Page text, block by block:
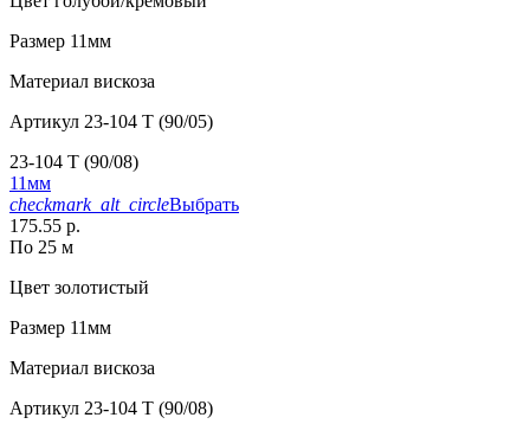
Размер 11мм
Материал вискоза
Артикул 23-104 T (90/05)
23-104 T (90/08)
11мм
checkmark_alt_circleВыбрать
175.55 р.
По 25 м
Цвет золотистый
Размер 11мм
Материал вискоза
Артикул 23-104 T (90/08)